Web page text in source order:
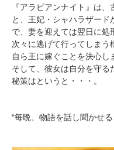
『アラビアンナイト』は
と、王妃・シャハラザー
で、妻を迎えては翌日に
次々に逃げて行ってしま
自ら王に嫁ぐことを決心し
そして、彼女は自分を守
秘策はというと・・・。
“毎晩、物語を話し聞かせる